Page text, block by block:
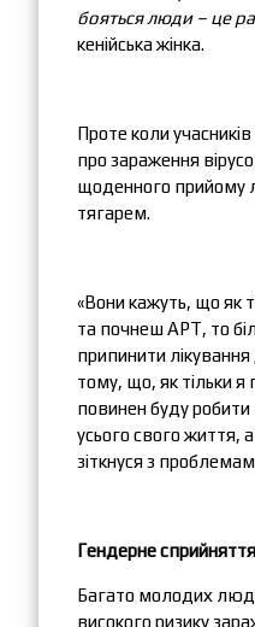
бояться люди – це
кенійська жінка.
Проте коли
про зараження
щоденного прийому
тягарем.
«Вони кажуть, що як
та почнеш АРТ, то
припинити лікування
тому, що, як тільки
повинен буду
усього свого життя,
зіткнуся з
Гендерне
Багато молодих
високого ризику